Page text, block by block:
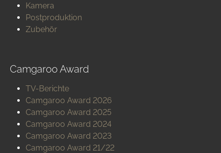
Kamera
Postproduktion
Zubehör
Camgaroo Award
TV-Berichte
Camgaroo Award 2026
Camgaroo Award 2025
Camgaroo Award 2024
Camgaroo Award 2023
Camgaroo Award 21/22